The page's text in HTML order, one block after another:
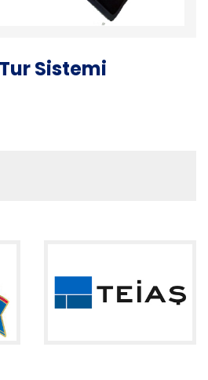
Sistemi